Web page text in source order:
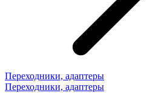
Переходники, адаптеры
Переходники, адаптеры